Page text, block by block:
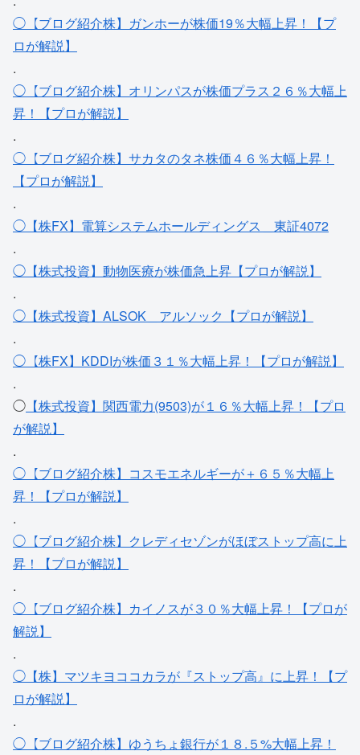
◯【ブログ紹介株】ガンホーが株価19％大幅上昇！【プ
ロが解説】
.
◯【ブログ紹介株】オリンパスが株価プラス２６％大幅上
昇！【プロが解説】
.
◯【ブログ紹介株】サカタのタネ株価４６％大幅上昇！
【プロが解説】
.
◯【株FX】電算システムホールディングス＿東証4072
.
◯【株式投資】動物医療が株価急上昇【プロが解説】
.
◯【株式投資】ALSOK＿アルソック【プロが解説】
.
◯【株FX】KDDIが株価３１％大幅上昇！【プロが解説】
.
◯ 【株式投資】関西電力(9503)が１６％大幅上昇！【プロ
が解説】
.
◯【ブログ紹介株】コスモエネルギーが＋６５％大幅上
昇！【プロが解説】
.
◯【ブログ紹介株】クレディセゾンがほぼストップ高に上
昇！【プロが解説】
.
◯【ブログ紹介株】カイノスが３０％大幅上昇！【プロが
解説】
.
◯【株】マツキヨココカラが『ストップ高』に上昇！【プ
ロが解説】
.
◯【ブログ紹介株】ゆうちょ銀行が１８.５%大幅上昇！